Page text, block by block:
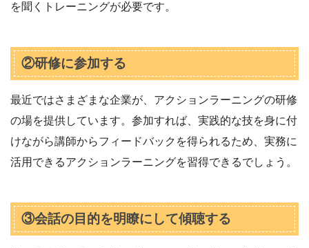
を聞くトレーニングが必要です。
②研修に参加する
最近ではさまざまな企業が、アクションラーニングの研修
の場を提供しています。参加すれば、実践的な技を身に付
けながら講師からフィードバックを得られるため、実務に
活用できるアクションラーニングを習得できるでしょう。
③会話の目的を明瞭にして傾聴する